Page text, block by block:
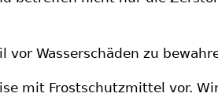
vor Wasserschäden zu
mit Frostschutzmittel vor.